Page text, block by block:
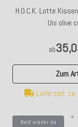
H.O.C.K. Lotte
Uni olive
ab
Zum
Lieferzeit:
Bald wieder da